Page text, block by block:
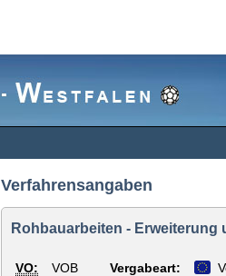
Verfahrensangaben
Rohbauarbeiten -
VO: VOB Vergabeart: